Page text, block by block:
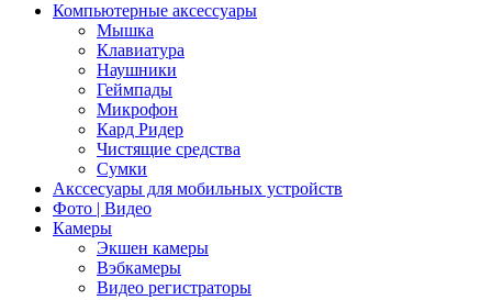
Компьютерные аксессуары
Мышка
Клавиатура
Наушники
Геймпады
Микрофон
Кард Ридер
Чистящие средства
Сумки
Акссесуары для мобильных устройств
Фото | Видео
Камеры
Экшен камеры
Вэбкамеры
Видео регистраторы